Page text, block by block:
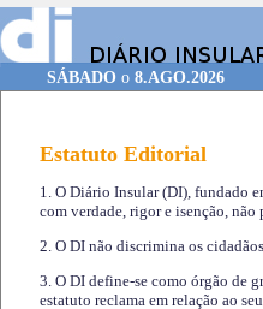
SÁBADOo 8.AGO.2026
Estatuto Editorial
1. O Diário Insular (DI), fundado
com verdade, rigor e isenção,
2. O DI não discrimina os
3. O DI define-se como órgão de
estatuto reclama em relação ao